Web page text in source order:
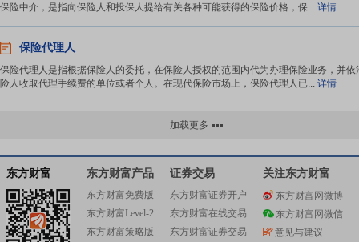
保险中介，是指向保险人和投保人提给有关各种可能获得的保险价格，保... 详情
保险代理人
保险代理人是指根据保险人的委托，在保险人授权的范围内代为办理保险业务，并依
险人收取代理手续费的单位或者个人。在现代保险市场上，保险代理人已... 详情
承保公估人
承保公估人是指在保险标的承保前,对保险标的做现时价值评估和承保危机评估的专
人。详情
加载更多
东方财富 东方财富产品
东方财富免费版
东方财富Level-2
东方财富策略版
证券交易
东方财富证券开户
东方财富在线交易
东方财富证券交易
关注东方财富
东方财富网微博
东方财富网微信
意见与建议